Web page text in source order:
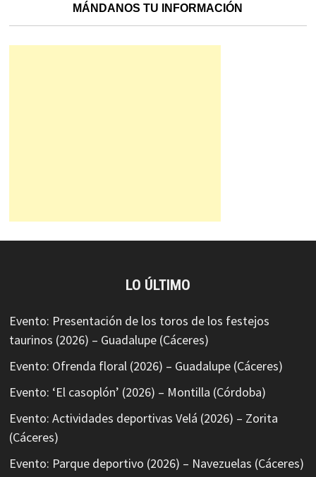
MÁNDANOS TU INFORMACIÓN
LO ÚLTIMO
Evento: Presentación de los toros de los festejos
taurinos (2026) – Guadalupe (Cáceres)
Evento: Ofrenda floral (2026) – Guadalupe (Cáceres)
Evento: ‘El casoplón’ (2026) – Montilla (Córdoba)
Evento: Actividades deportivas Velá (2026) – Zorita
(Cáceres)
Evento: Parque deportivo (2026) – Navezuelas (Cáceres)